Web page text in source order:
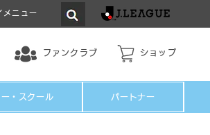
メニュー
ファンクラブ ショップ
・スクール パートナー